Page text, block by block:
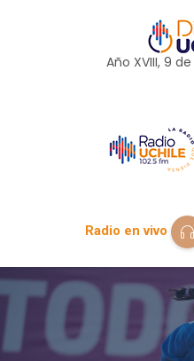
Año XVIII, 9 de
Radio en vivo